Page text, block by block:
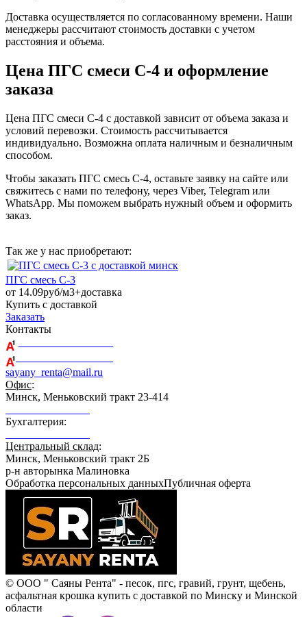
Доставка осуществляется по согласованному времени. Наши
менеджеры рассчитают стоимость доставки с учетом
расстояния и объема.
Цена ПГС смеси С-4 и оформление
заказа
Цена ПГС смеси С-4 с доставкой зависит от объема заказа и
условий перевозки. Стоимость рассчитывается
индивидуально. Возможна оплата наличным и безналичным
способом.
Чтобы заказать ПГС смесь С-4, оставьте заявку на сайте или
свяжитесь с нами по телефону, через Viber, Telegram или
WhatsApp. Мы поможем выбрать нужный объем и оформить
заказ.
Так же у нас приобретают:
ПГС смесь С-3
от 14.09руб/м3+доставка
Купить с доставкой
Заказать
Контакты
sayany_renta@mail.ru
Офис:
Минск, Меньковский тракт 23-414
Бухгалтерия:
Центральный склад:
Минск, Меньковский тракт 2Б
р-н авторынка Малиновка
Обработка персональных данныхПубличная оферта
© ООО " Саяны Рента" - песок, пгс, гравий, грунт, щебень,
асфальтная крошка купить с доставкой по Минску и Минской
области